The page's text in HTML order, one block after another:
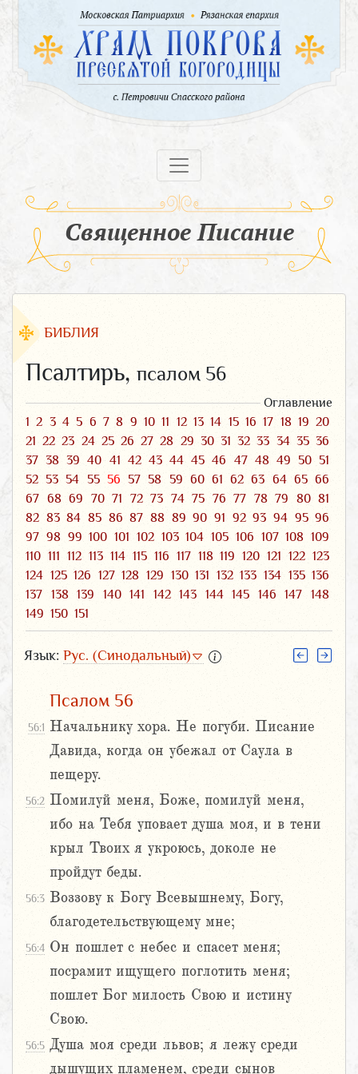
Священное Писание
БИБЛИЯ
Псалтирь, псалом 56
Оглавление
1 2 3 4 5 6 7 8 9 10 11 12 13 14 15 16 17 18 19 20
21 22 23 24 25 26 27 28 29 30 31 32 33 34 35 36
37 38 39 40 41 42 43 44 45 46 47 48 49 50 51
52 53 54 55 56 57 58 59 60 61 62 63 64 65 66
67 68 69 70 71 72 73 74 75 76 77 78 79 80 81
82 83 84 85 86 87 88 89 90 91 92 93 94 95 96
97 98 99 100 101 102 103 104 105 106 107 108 109
110 111 112 113 114 115 116 117 118 119 120 121 122 123
124 125 126 127 128 129 130 131 132 133 134 135 136
137
138 139 140 141 142 143 144 145 146 147
148
149 150 151
Язык: Рус. (Синодальный)
Псалом 56
56:1 Начальнику хора. Не погуби. Писание
Давида, когда он убежал от Саула в
пещеру.
56:2 Помилуй меня, Боже, помилуй меня,
ибо на Тебя уповает душа моя, и в тени
крыл Твоих я укроюсь, доколе не
пройдут беды.
56:3 Воззову к Богу Всевышнему, Богу,
благодетельствующему мне;
56:4 Он пошлет с небес и спасет меня;
посрамит ищущего поглотить меня;
пошлет Бог милость Свою и истину
Свою.
56:5 Душа моя среди львов; я лежу среди
дышущих пламенем, среди сынов